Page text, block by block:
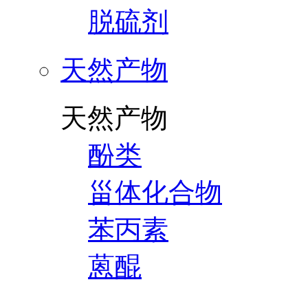
脱硫剂
天然产物
天然产物
酚类
甾体化合物
苯丙素
蒽醌